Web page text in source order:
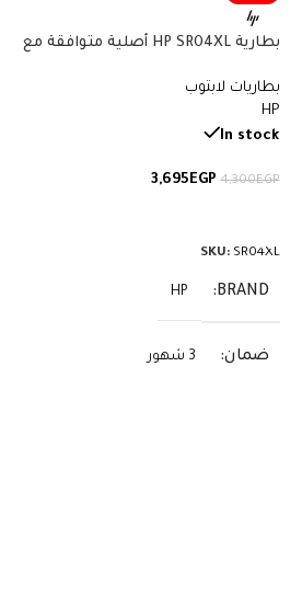
بطارية HP SR04XL أصلية متوافقة مع
70.07 واط/ساعة
بطاريات لابتوب
HP
In stock
4,300EGP
3,695EGP
SKU: SR04XL
BRAND
HP
ضمان 3 شهور